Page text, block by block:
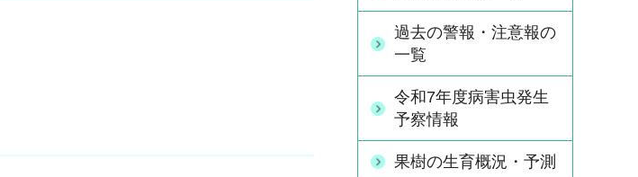
過去の警報・注意報の
一覧
令和7年度病害虫発生
予察情報
果樹の生育概況・予測